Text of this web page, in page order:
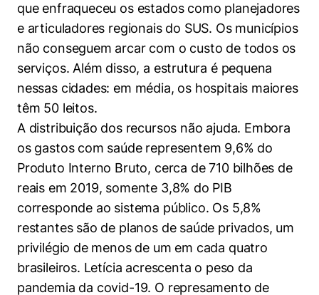
que enfraqueceu os estados como planejadores
e articuladores regionais do SUS. Os municípios
não conseguem arcar com o custo de todos os
serviços. Além disso, a estrutura é pequena
nessas cidades: em média, os hospitais maiores
têm 50 leitos.
A distribuição dos recursos não ajuda. Embora
os gastos com saúde representem 9,6% do
Produto Interno Bruto, cerca de 710 bilhões de
reais em 2019, somente 3,8% do PIB
corresponde ao sistema público. Os 5,8%
restantes são de planos de saúde privados, um
privilégio de menos de um em cada quatro
brasileiros. Letícia acrescenta o peso da
pandemia da covid-19. O represamento de